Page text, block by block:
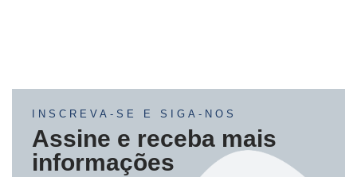
INSCREVA-SE E SIGA-NOS
Assine e receba mais
informações